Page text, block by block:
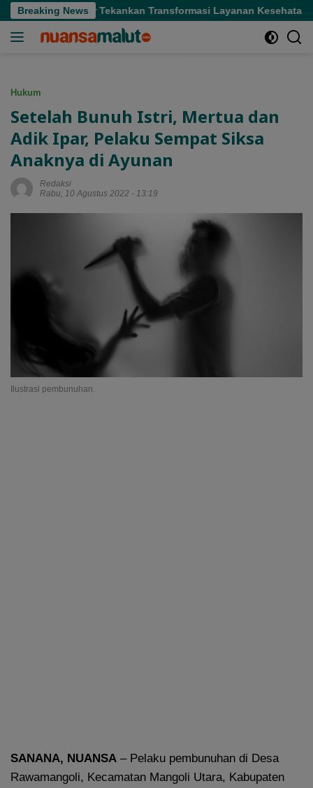
Langsung
ke
Breaking News
Gubernur Tekankan Transformasi Layanan Kesehatan
Hukum
Setelah Bunuh Istri, Mertua dan
Adik Ipar, Pelaku Sempat Siksa
Anaknya di Ayunan
Redaksi
Rabu, 10 Agustus 2022 - 13:19
Ilustrasi pembunuhan.
SANANA, NUANSA – Pelaku pembunuhan di Desa
Rawamangoli, Kecamatan Mangoli Utara, Kabupaten